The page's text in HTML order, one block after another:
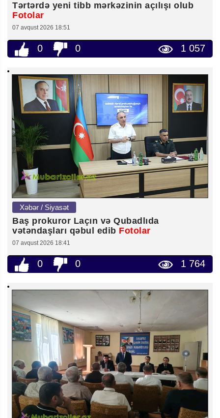
Tərtərdə yeni tibb mərkəzinin açılışı olub
Fotolar
07 avqust 2026 18:51
0 0 1 057
Xəbər / Siyasət
Baş prokuror Laçın və Qubadlıda
vətəndaşları qəbul edib Fotolar
07 avqust 2026 18:41
0 0 1 764